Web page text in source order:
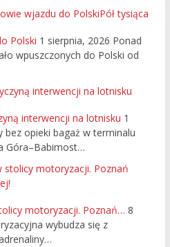
Pół tysiąca
Polski 1 sierpnia, 2026 Ponad
wpuszczonych do Polski od
interwencji na lotnisku 1
bez opieki bagaż w terminalu
Góra–Babimost…
motoryzacji. Poznań… 8
wybudza się z